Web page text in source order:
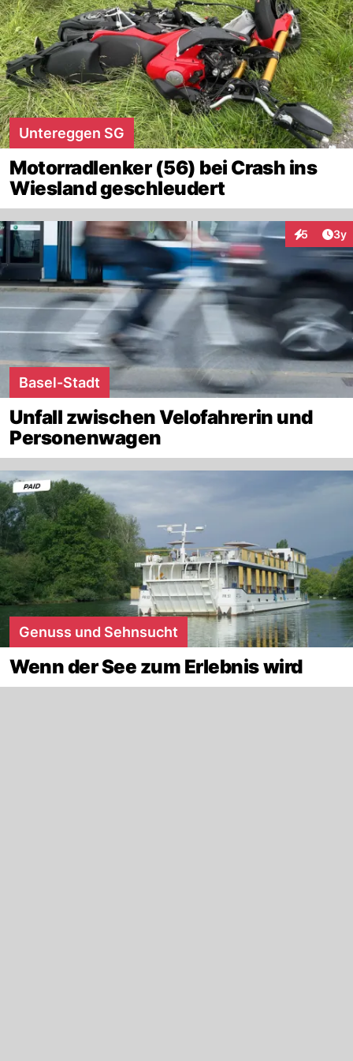
Untereggen SG
Motorradlenker (56) bei Crash ins
Wiesland geschleudert
5 3y
Basel-Stadt
Unfall zwischen Velofahrerin und
Personenwagen
Genuss und Sehnsucht
Wenn der See zum Erlebnis wird